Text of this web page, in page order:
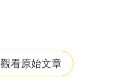
觀看原始文章